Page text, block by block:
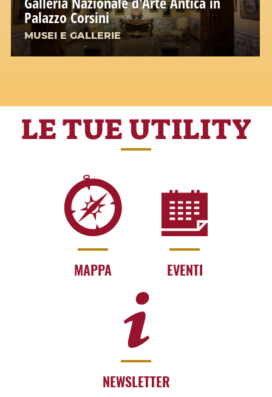
Palazzo Corsini
MUSEI E GALLERIE
LE TUE UTILITY
MAPPA EVENTI
NEWSLETTER